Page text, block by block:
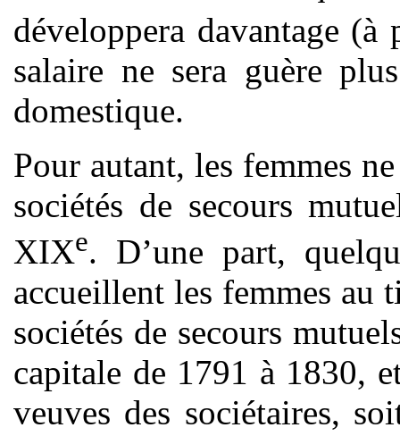
développera davantage
salaire ne sera guère
domestique.
Pour autant, les femmes
sociétés de secours
XIXe. D’une part,
accueillent les femmes au
sociétés de secours
capitale de 1791 à 1830,
veuves des sociétaires,